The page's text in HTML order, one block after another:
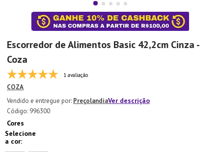
Escorredor de Alimentos Basic 42,2cm Cinza -
Coza
1 avaliação
COZA
PreçolandiaVer descrição
: 996300
Cores
Aparelho Jantar
Lixeira
10º Panela Pressão